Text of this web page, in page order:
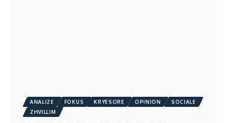
ANALIZE FOKUS KRYESORE OPINION
SOCIALE
ZHVILLIM